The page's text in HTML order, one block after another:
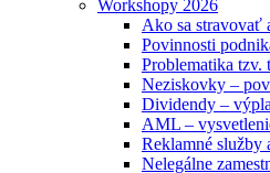
Workshopy 2026
Ako sa stravovať
Povinnosti
Problematika tzv.
Neziskovky –
Dividendy –
AML –
Reklamné služby
Nelegálne